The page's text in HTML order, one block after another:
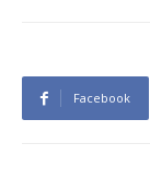
Facebook